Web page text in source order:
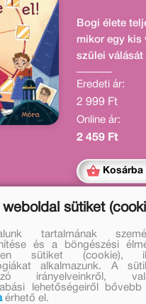
Bogi élete
mikor egy kis
szülei válását
kell költöznie.
osztályos
rengeteg
megküzdeni:
valamit
állandóan
apja mellett
Eredeti ár:
2 999 Ft
Online ár:
2 459 Ft
Kosárba
weboldal sütiket
tartalmának
és a böngészési
sütiket (cookie),
alkalmazunk. A
irányelveinkről,
lehetőségeiről
érhető el.